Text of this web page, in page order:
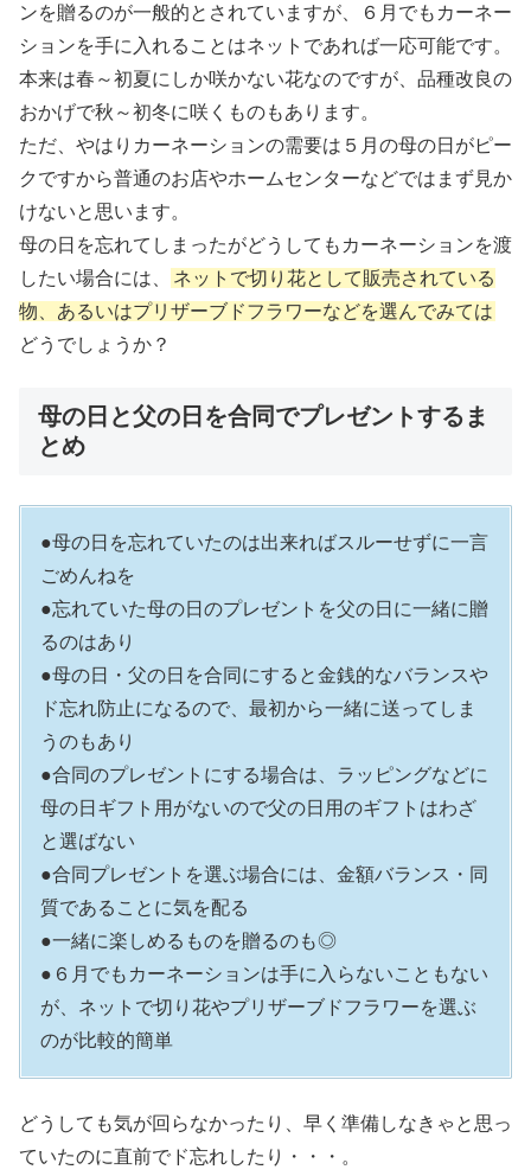
ンを贈るのが一般的とされていますが、６月でもカーネー
ションを手に入れることはネットであれば一応可能です。
本来は春～初夏にしか咲かない花なのですが、品種改良の
おかげで秋～初冬に咲くものもあります。
ただ、やはりカーネーションの需要は５月の母の日がピー
クですから普通のお店やホームセンターなどではまず見か
けないと思います。
母の日を忘れてしまったがどうしてもカーネーションを渡
したい場合には、
ネットで切り花として販売されている
物、あるいはプリザーブドフラワーなどを選んでみては
どうでしょうか？
母の日と父の日を合同でプレゼントするま
とめ
●母の日を忘れていたのは出来ればスルーせずに一言
ごめんねを
●忘れていた母の日のプレゼントを父の日に一緒に贈
るのはあり
●母の日・父の日を合同にすると金銭的なバランスや
ド忘れ防止になるので、最初から一緒に送ってしま
うのもあり
●合同のプレゼントにする場合は、ラッピングなどに
母の日ギフト用がないので父の日用のギフトはわざ
と選ばない
●合同プレゼントを選ぶ場合には、金額バランス・同
質であることに気を配る
●一緒に楽しめるものを贈るのも◎
●６月でもカーネーションは手に入らないこともない
が、ネットで切り花やプリザーブドフラワーを選ぶ
のが比較的簡単
どうしても気が回らなかったり、早く準備しなきゃと思っ
ていたのに直前でド忘れしたり・・・。